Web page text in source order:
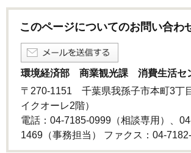
このページについてのお問い合わ
環境経済部 商業観光課 消費生活セ
〒270-1151 千葉県我孫子市本町3丁
イクオーレ2階）
電話：04-7185-0999（相談専用）、
1469（事務担当） ファクス：04-